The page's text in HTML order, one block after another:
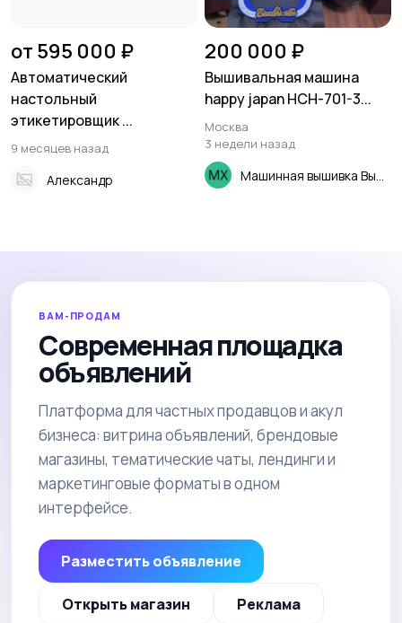
от 595 000 ₽
Автоматический
настольный
этикетировщик ...
9 месяцев назад
Александр
200 000 ₽
Вышивальная машина
happy japan HCH-701-3...
Москва
3 недели назад
ВАМ-ПРОДАМ
Современная площадка
объявлений
Платформа для частных продавцов и акул
бизнеса: витрина объявлений, брендовые
магазины, тематические чаты, лендинги и
маркетинговые форматы в одном
интерфейсе.
Разместить объявление
Открыть магазин Реклама